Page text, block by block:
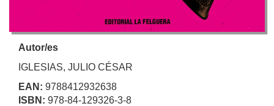
Autor/es
IGLESIAS, JULIO CÉSAR
EAN: 9788412932638
ISBN: 978-84-129326-3-8